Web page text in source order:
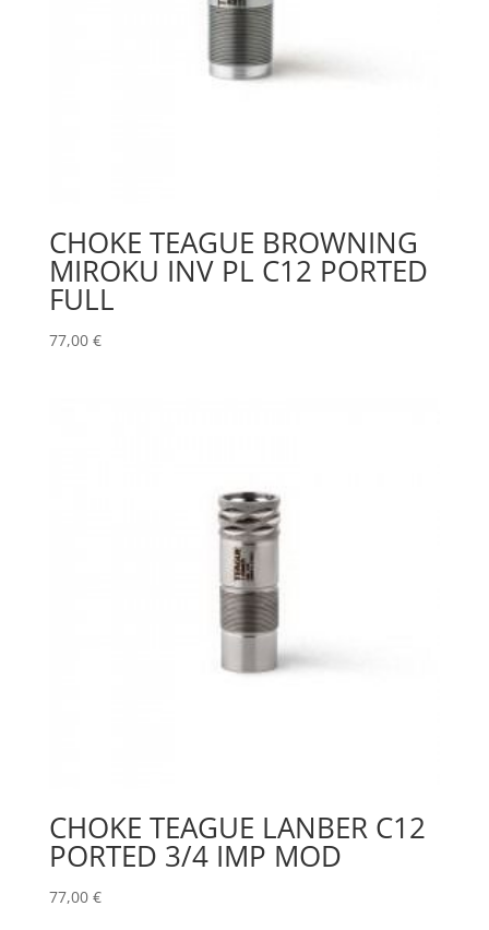
CHOKE TEAGUE BROWNING
MIROKU INV PL C12 PORTED
FULL
77,00 €
CHOKE TEAGUE LANBER C12
PORTED 3/4 IMP MOD
77,00 €